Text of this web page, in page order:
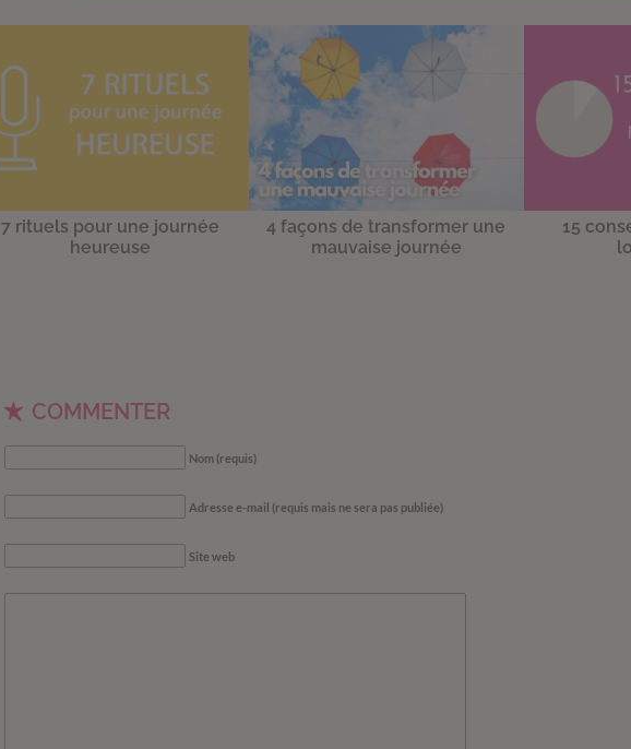
7 rituels pour une journée
heureuse
4 façons de transformer une
mauvaise journée
15
COMMENTER
Nom (requis)
Adresse e-mail (requis mais ne sera pas publiée)
Site web